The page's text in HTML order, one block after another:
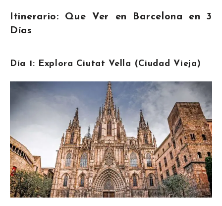
Itinerario: Que Ver en Barcelona en 3
Días
Día 1: Explora Ciutat Vella (Ciudad Vieja)